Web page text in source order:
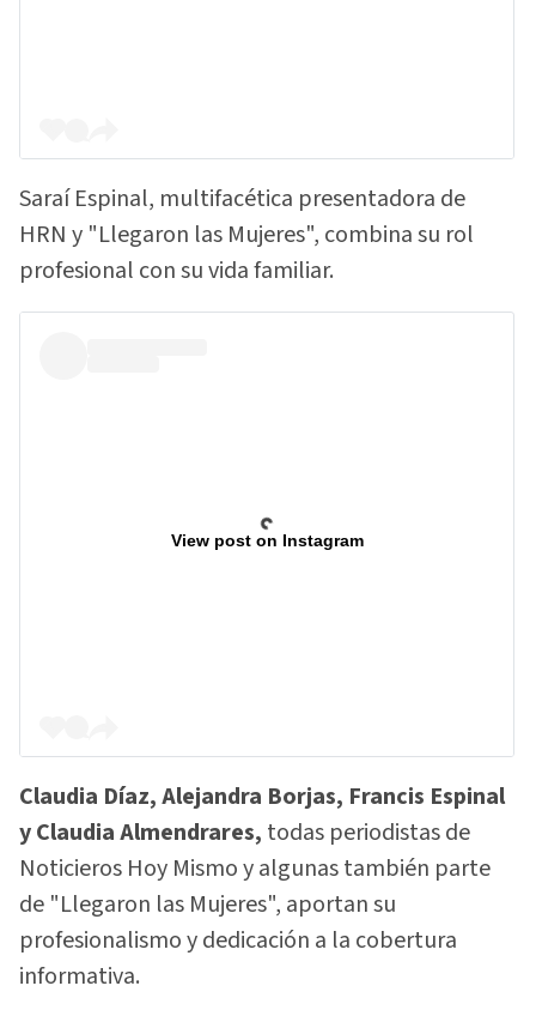
Saraí Espinal, multifacética presentadora de
HRN y "Llegaron las Mujeres", combina su rol
profesional con su vida familiar.
View post on Instagram
Claudia Díaz, Alejandra Borjas, Francis Espinal
y Claudia Almendrares, todas periodistas de
Noticieros Hoy Mismo y algunas también parte
de "Llegaron las Mujeres", aportan su
profesionalismo y dedicación a la cobertura
informativa.